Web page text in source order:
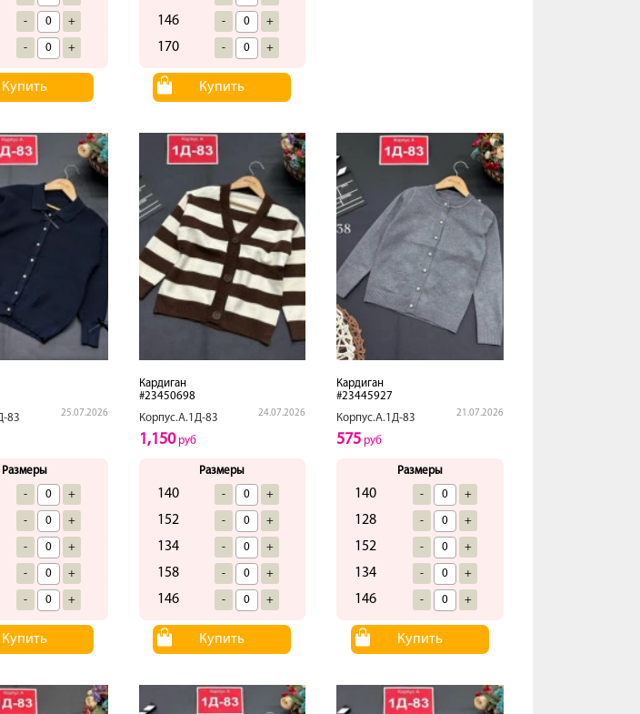
- +
- +
Купить
146 - +
170 - +
Купить
83
25.07.2026
Размеры
- +
- +
- +
- +
- +
Купить
Кардиган
#23450698
Корпус.А.1Д-83
24.07.2026
1,150руб
Размеры
140 - +
152 - +
134 - +
158 - +
146 - +
Купить
Кардиган
#23445927
Корпус.А.1Д-83
21.07.2026
575 руб
Размеры
140 - +
128 - +
152 - +
134 - +
146 - +
Купить